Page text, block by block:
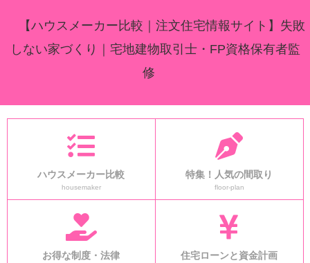
【ハウスメーカー比較｜注文住宅情報サイト】失敗
しない家づくり｜宅地建物取引士・FP資格保有者監
修
ハウスメーカー比較
housemaker
特集！人気の間取り
floor-plan
お得な制度・法律 住宅ローンと資金計画